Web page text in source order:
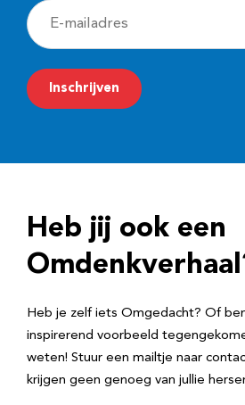
E
-
m
a
r
e
Inschrijven
Heb jij ook een
Heb je zelf iets Omgedacht? Of
inspirerend voorbeeld
weten! Stuur een mailtje naar
krijgen geen genoeg van jullie